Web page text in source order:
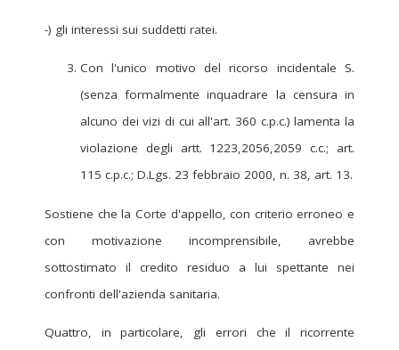
-) gli interessi sui suddetti ratei.
Con l'unico motivo del ricorso incidentale S.
(senza formalmente inquadrare la censura in
alcuno dei vizi di cui all'art. 360 c.p.c.) lamenta la
violazione degli artt. 1223,2056,2059 c.c.; art.
115 c.p.c.; D.Lgs. 23 febbraio 2000, n. 38, art. 13.
Sostiene che la Corte d'appello, con criterio erroneo e
con motivazione incomprensibile, avrebbe
sottostimato il credito residuo a lui spettante nei
confronti dell'azienda sanitaria.
Quattro, in particolare, gli errori che il ricorrente